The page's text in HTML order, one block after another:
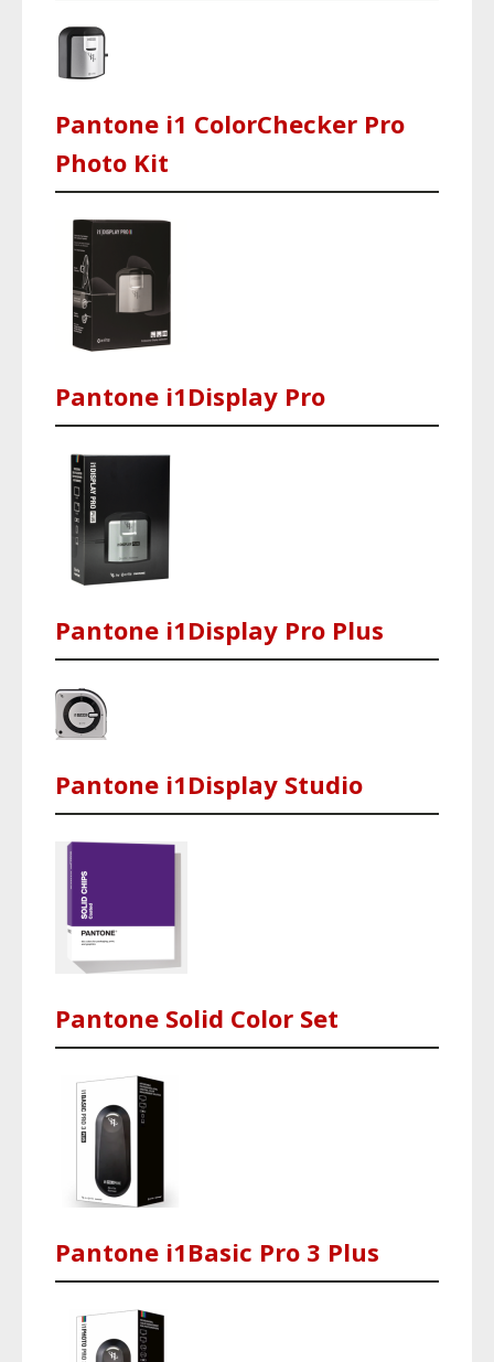
Pantone i1 ColorChecker Pro
Photo Kit
Pantone i1Display Pro
Pantone i1Display Pro Plus
Pantone i1Display Studio
Pantone Solid Color Set
Pantone i1Basic Pro 3 Plus